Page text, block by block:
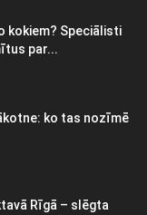
kokiem? Speciālisti
par...
ko tas nozīmē
Rīgā – slēgta